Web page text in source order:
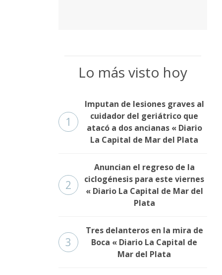
Lo más visto hoy
1
Imputan de lesiones graves al
cuidador del geriátrico que
atacó a dos ancianas « Diario
La Capital de Mar del Plata
2
Anuncian el regreso de la
ciclogénesis para este viernes
« Diario La Capital de Mar del
Plata
3
Tres delanteros en la mira de
Boca « Diario La Capital de
Mar del Plata